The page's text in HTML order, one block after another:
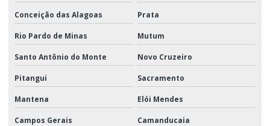
Conceição das Alagoas Prata
Rio Pardo de Minas Mutum
Santo Antônio do Monte Novo Cruzeiro
Pitangui Sacramento
Mantena Elói Mendes
Campos Gerais Camanducaia